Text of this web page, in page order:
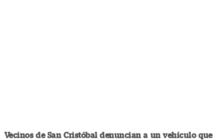
Vecinos de San Cristóbal denuncian a un vehículo que